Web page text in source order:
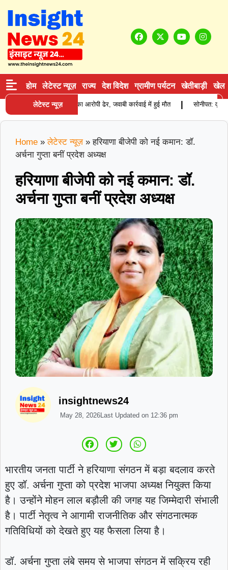
होम लेटेस्ट न्यूज़ राज्य देश विदेश ग्रामीण पर्यटन खेतीबाड़ी खेल
लेटेस्ट न्यूज़
बीरू वाल्मीकि हत्याकांड का आरोपी ढेर, जवाबी कार्रवाई में हुई मौत सोनीपत:
Home » लेटेस्ट न्यूज़ »हरियाणा बीजेपी को नई कमान: डॉ.
अर्चना गुप्ता बनीं प्रदेश अध्यक्ष
हरियाणा बीजेपी को नई कमान: डॉ.
अर्चना गुप्ता बनीं प्रदेश अध्यक्ष
insightnews24
May 28, 2026Last Updated on 12:36 pm
भारतीय जनता पार्टी ने हरियाणा संगठन में बड़ा बदलाव करते
हुए डॉ. अर्चना गुप्ता को प्रदेश भाजपा अध्यक्ष नियुक्त किया
है। उन्होंने मोहन लाल बड़ौली की जगह यह जिम्मेदारी संभाली
है। पार्टी नेतृत्व ने आगामी राजनीतिक और संगठनात्मक
गतिविधियों को देखते हुए यह फैसला लिया है।
डॉ. अर्चना गुप्ता लंबे समय से भाजपा संगठन में सक्रिय रही